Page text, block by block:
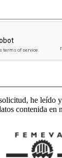
he leído
contenida en